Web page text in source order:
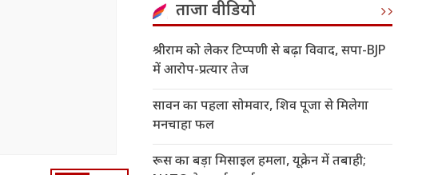
ताजा वीडियो
श्रीराम को लेकर टिप्पणी से बढ़ा विवाद, सपा-BJP
में आरोप-प्रत्यार तेज
सावन का पहला सोमवार, शिव पूजा से मिलेगा
मनचाहा फल
रूस का बड़ा मिसाइल हमला, यूक्रेन में तबाही;